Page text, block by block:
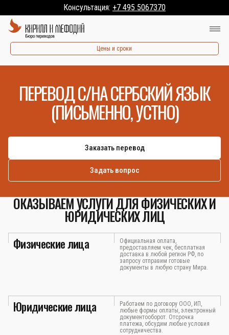
Консультация: +7 495 5067370
Цены и сроки
ПЕРЕВОД С/НА СЕРБСКИЙ ЯЗЫК
(ПИСЬМЕННО, УСТНО)
Заказать перевод
Задать вопрос
ОКАЗЫВАЕМ УСЛУГИ ДЛЯ ФИЗИЧЕСКИХ И
ЮРИДИЧЕСКИХ ЛИЦ
Физические лица
Официальная оплата,
предоставляем чек, бесплатная
доставка в любой регион РФ, по
запросу отправим готовые
документы в любую страну Мира.
Юридические лица
Работаем по договору ООО, ИП,
любые формы оплаты, электронный
документооборот. Отсрочка
платежа, обсудим любые условия
сотрудничества.